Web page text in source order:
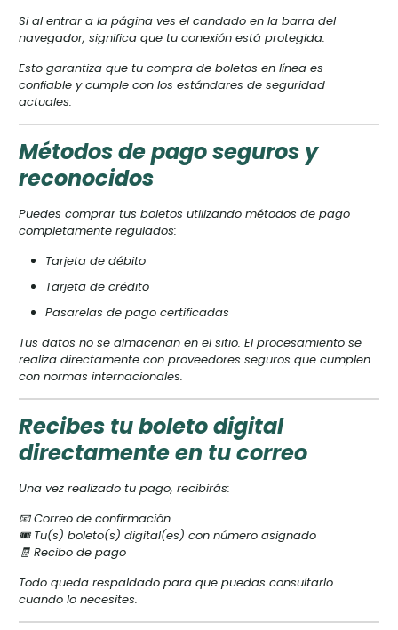
Si al entrar a la página ves el candado en la barra del
navegador, significa que tu conexión está protegida.
Esto garantiza que tu compra de boletos en línea es
confiable y cumple con los estándares de seguridad
actuales.
Métodos de pago seguros y
reconocidos
Puedes comprar tus boletos utilizando métodos de pago
completamente regulados:
Tarjeta de débito
Tarjeta de crédito
Pasarelas de pago certificadas
Tus datos no se almacenan en el sitio. El procesamiento se
realiza directamente con proveedores seguros que cumplen
con normas internacionales.
Recibes tu boleto digital
directamente en tu correo
Una vez realizado tu pago, recibirás:
📧 Correo de confirmación
🎟 Tu(s) boleto(s) digital(es) con número asignado
🧾 Recibo de pago
Todo queda respaldado para que puedas consultarlo
cuando lo necesites.